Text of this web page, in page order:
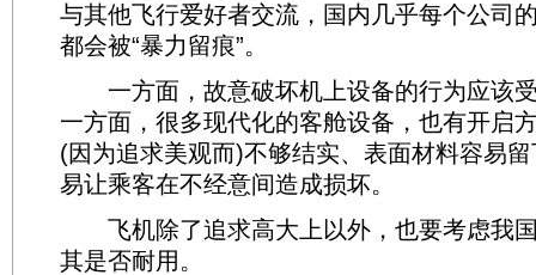
与其他飞行爱好者交流，国内几乎每个公司
都会被“暴力留痕”。
一方面，故意破坏机上设备的行为应该
一方面，很多现代化的客舱设备，也有开启
(因为追求美观而)不够结实、表面材料容易
易让乘客在不经意间造成损坏。
飞机除了追求高大上以外，也要考虑我
其是否耐用。